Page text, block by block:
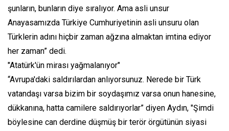
şunların, bunların diye sıralıyor. Ama asli unsur
Anayasamızda Türkiye Cumhuriyetinin asli unsuru olan
Türklerin adını hiçbir zaman ağzına almaktan imtina ediyor
her zaman” dedi.
"Atatürk'ün mirası yağmalanıyor"
“Avrupa'daki saldırılardan anlıyorsunuz. Nerede bir Türk
vatandaşı varsa bizim bir soydaşımız varsa onun hanesine,
dükkanına, hatta camilere saldırıyorlar” diyen Aydın, "Şimdi
böylesine can derdine düşmüş bir terör örgütünün siyasi